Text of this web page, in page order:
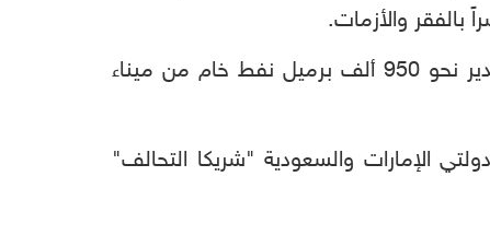
وقال المدير التنفيذي لشركة النفط بصنعاء عمار الأضرعي، أن سفينة نفطية قامت مؤخراً بنقل وتصدير نحو 950 ألف برميل نفط خام من ميناء
الإمارات والسعودية "شريكا التحالف"